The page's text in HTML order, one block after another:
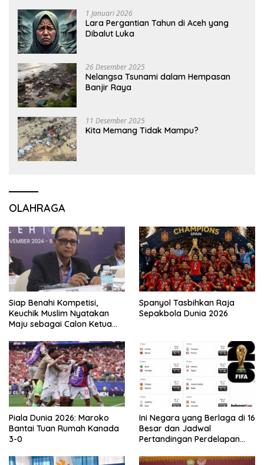
1 Januari 2026
Lara Pergantian Tahun di Aceh yang
Dibalut Luka
26 Desember 2025
Nelangsa Tsunami dalam Hempasan
Banjir Raya
11 Desember 2025
Kita Memang Tidak Mampu?
OLAHRAGA
Siap Benahi Kompetisi,
Keuchik Muslim Nyatakan
Maju sebagai Calon Ketua
Spanyol Tasbihkan Raja
Sepakbola Dunia 2026
Piala Dunia 2026: Maroko
Bantai Tuan Rumah Kanada
3-0
Ini Negara yang Berlaga di 16
Besar dan Jadwal
Pertandingan Perdelapan